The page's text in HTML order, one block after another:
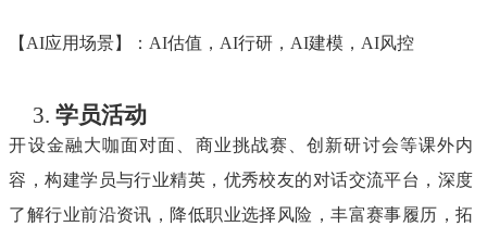
【 AI应用场景】：AI估值，AI行研，AI建模，AI风控
3.学员活动
开设金融大咖面对面、商业挑战赛、创新研讨会等课外内
容，构建学员与行业精英，优秀校友的对话交流平台，深度
了解行业前沿资讯，降低职业选择风险，丰富赛事履历，拓